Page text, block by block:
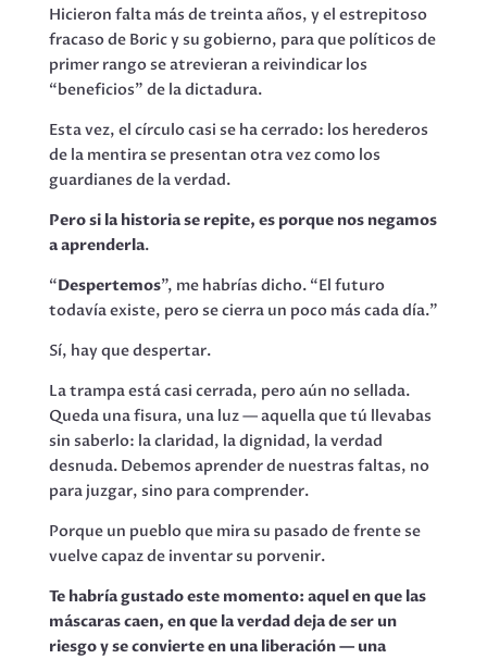
Hicieron falta más de treinta años, y el estrepitoso
fracaso de Boric y su gobierno, para que políticos de
primer rango se atrevieran a reivindicar los
“beneficios” de la dictadura.
Esta vez, el círculo casi se ha cerrado: los herederos
de la mentira se presentan otra vez como los
guardianes de la verdad.
Pero si la historia se repite, es porque nos negamos
a aprenderla.
“Despertemos”, me habrías dicho. “El futuro
todavía existe, pero se cierra un poco más cada día.”
Sí, hay que despertar.
La trampa está casi cerrada, pero aún no sellada.
Queda una fisura, una luz — aquella que tú llevabas
sin saberlo: la claridad, la dignidad, la verdad
desnuda. Debemos aprender de nuestras faltas, no
para juzgar, sino para comprender.
Porque un pueblo que mira su pasado de frente se
vuelve capaz de inventar su porvenir.
Te habría gustado este momento: aquel en que las
máscaras caen, en que la verdad deja de ser un
riesgo y se convierte en una liberación — una